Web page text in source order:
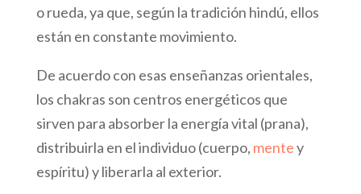
o rueda, ya que, según la tradición hindú, ellos
están en constante movimiento.
De acuerdo con esas enseñanzas orientales,
los chakras son centros energéticos que
sirven para absorber la energía vital (prana),
distribuirla en el individuo (cuerpo, mentey
espíritu) y liberarla al exterior.